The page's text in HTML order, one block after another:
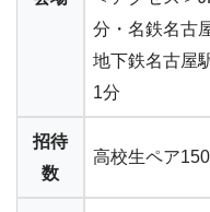
分・名鉄名古
地下鉄名古屋
1分
招待
数
高校生ペア